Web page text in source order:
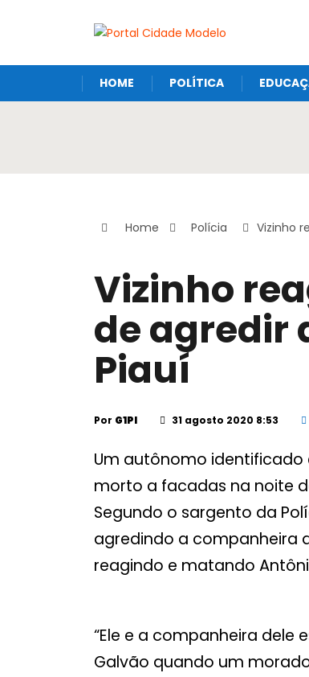
HOME POLÍTICA
Home Polícia Vizinho
Vizinho
de agredir
Piauí
Por G1PI 31 agosto 2020 8:53
Um autônomo identificado
morto a facadas na noite
Segundo o sargento da
agredindo a companheira
reagindo e matando
“Ele e a companheira dele
Galvão quando um